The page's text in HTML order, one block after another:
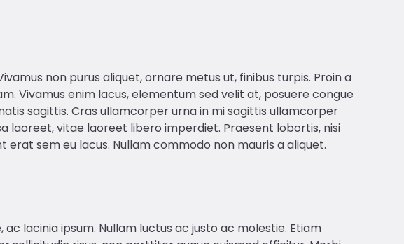
non purus aliquet, ornare metus ut, finibus turpis. Proin a
Vivamus enim lacus, elementum sed velit at, posuere congue
sagittis. Cras ullamcorper urna in mi sagittis ullamcorper
laoreet, vitae laoreet libero imperdiet. Praesent lobortis, nisi
sem eu lacus. Nullam commodo non mauris a aliquet.
lacinia ipsum. Nullam luctus ac justo ac molestie. Etiam